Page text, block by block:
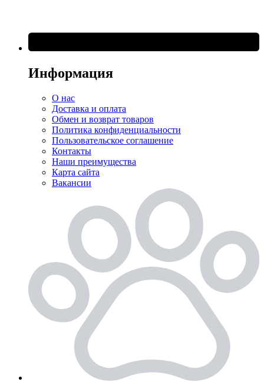
Информация
О нас
Доставка и оплата
Обмен и возврат товаров
Политика конфиденциальности
Пользовательское соглашение
Контакты
Наши преимущества
Карта сайта
Вакансии